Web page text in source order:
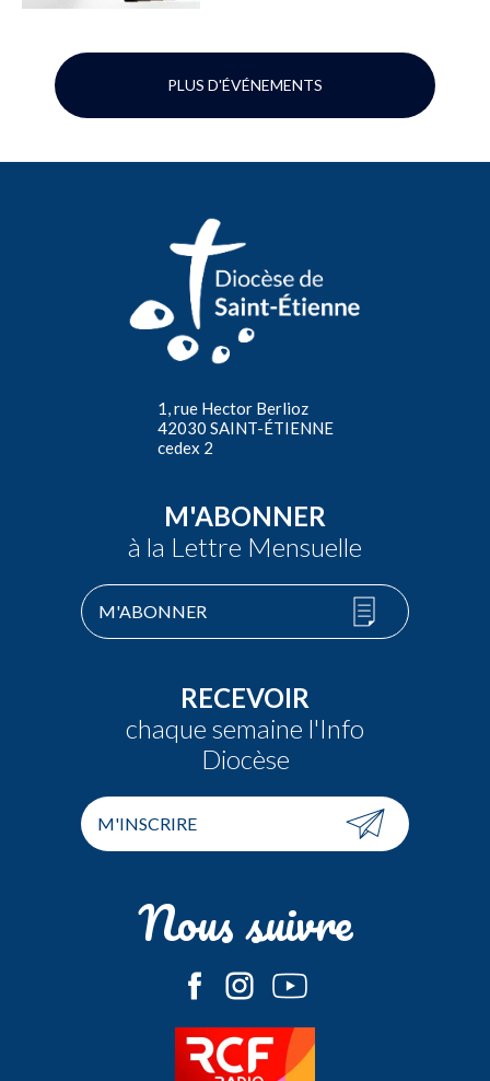
PLUS D'ÉVÉNEMENTS
1, rue Hector Berlioz
42030 SAINT-ÉTIENNE
cedex 2
M'ABONNER
à la Lettre Mensuelle
M'ABONNER
RECEVOIR
chaque semaine l'Info
Diocèse
M'INSCRIRE
Nous suivre